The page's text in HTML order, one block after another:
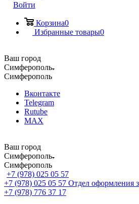
Войти
Корзина0
Избранные товары0
Ваш город
Симферополь
Симферополь
Вконтакте
Telegram
Rutube
MAX
Ваш город
Симферополь
Симферополь
+7 (978) 025 05 57
+7 (978) 025 05 57 Отдел оформления
+7 (978) 776 37 17